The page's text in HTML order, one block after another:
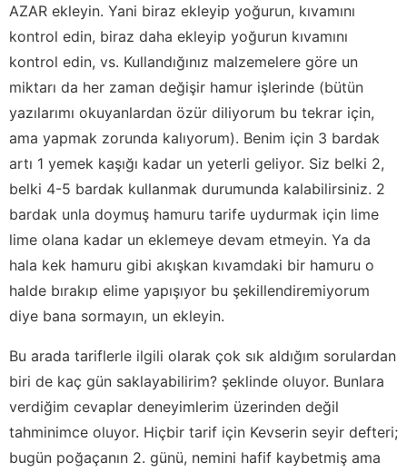
AZAR ekleyin. Yani biraz ekleyip yoğurun, kıvamını
kontrol edin, biraz daha ekleyip yoğurun kıvamını
kontrol edin, vs. Kullandığınız malzemelere göre un
miktarı da her zaman değişir hamur işlerinde (bütün
yazılarımı okuyanlardan özür diliyorum bu tekrar için,
ama yapmak zorunda kalıyorum). Benim için 3 bardak
artı 1 yemek kaşığı kadar un yeterli geliyor. Siz belki 2,
belki 4-5 bardak kullanmak durumunda kalabilirsiniz. 2
bardak unla doymuş hamuru tarife uydurmak için lime
lime olana kadar un eklemeye devam etmeyin. Ya da
hala kek hamuru gibi akışkan kıvamdaki bir hamuru o
halde bırakıp elime yapışıyor bu şekillendiremiyorum
diye bana sormayın, un ekleyin.
Bu arada tariflerle ilgili olarak çok sık aldığım sorulardan
biri de kaç gün saklayabilirim? şeklinde oluyor. Bunlara
verdiğim cevaplar deneyimlerim üzerinden değil
tahminimce oluyor. Hiçbir tarif için Kevserin seyir defteri;
bugün poğaçanın 2. günü, nemini hafif kaybetmiş ama